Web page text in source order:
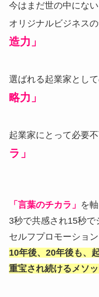
今はまだ世の中にな
オリジナルビジネス
造力」
選ばれる起業家とし
略力」
起業家にとって必要
ラ」
「言葉のチカラ」 を
3秒で共感され15秒
セルフプロモーショ
10年後、20年後も、
重宝され続けるメソ